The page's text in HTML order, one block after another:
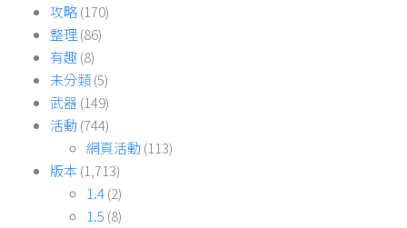
攻略(170)
整理(86)
有趣(8)
未分類(5)
武器(149)
活動 (744)
網頁活動 (113)
版本 (1,713)
1.4(2)
1.5 (8)